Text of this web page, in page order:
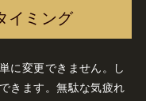
イミング
に変更できません。し
きます。無駄な気疲れ